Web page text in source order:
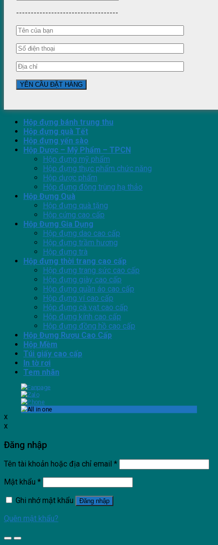
-----------------------------------
Hộp đựng bánh trung thu
Hộp đựng quà Tết
Hộp đựng yến sào
Hộp Dược – Mỹ Phẩm – TPCN
Hộp đựng mỹ phẩm
Hộp đựng thực phẩm chức năng
Hộp dược phẩm
Hộp đựng đông trùng hạ thảo
Hộp Đựng Quà
Hộp đựng quà tặng
Hộp cứng cao cấp
Hộp Đựng Gia Dụng
Hộp đựng dao cao cấp
Hộp đựng trầm hương
Hộp đựng trà
Hộp đựng thời trang cao cấp
Hộp đựng trang sức cao cấp
Hộp đựng giày cao cấp
Hộp đựng quần áo cao cấp
Hộp đựng ví cao cấp
Hộp đựng cà vạt cao cấp
Hộp đựng kính cao cấp
Hộp đựng đồng hồ cao cấp
Hộp Đựng Rượu Cao Cấp
Hộp Mềm
Túi giấy cao cấp
In tờ rơi
Tem nhãn
x
x
Đăng nhập
Tên tài khoản hoặc địa chỉ email *
Mật khẩu *
Ghi nhớ mật khẩu
Đăng nhập
Quên mật khẩu?